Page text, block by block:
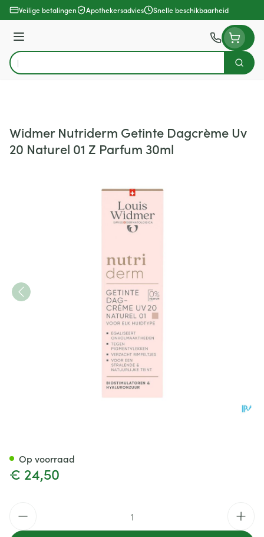
Ga naar de inhoud
Veilige betalingen Apothekersadvies Snelle beschikbaarheid
Menu
Product, merk, categorie...
Zoek
Widmer Nutriderm Getinte Dagcrème Uv
20 Naturel 01 Z Parfum 30ml
€ 24,50
Op voorraad